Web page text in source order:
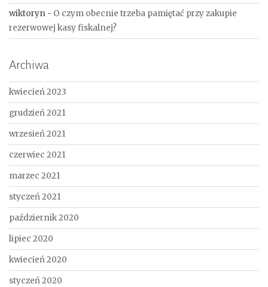
wiktoryn - O czym obecnie trzeba pamiętać przy zakupie
rezerwowej kasy fiskalnej?
Archiwa
kwiecień 2023
grudzień 2021
wrzesień 2021
czerwiec 2021
marzec 2021
styczeń 2021
październik 2020
lipiec 2020
kwiecień 2020
styczeń 2020